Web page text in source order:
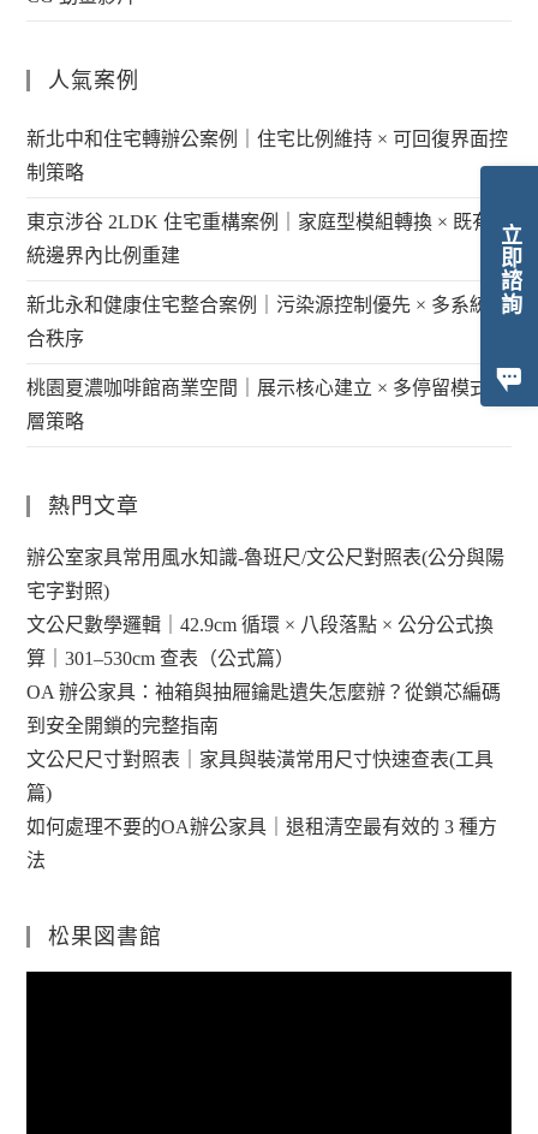
立即諮詢
人氣案例
新北中和住宅轉辦公案例｜住宅比例維持 × 可回復界面控
制策略
東京涉谷 2LDK 住宅重構案例｜家庭型模組轉換 × 既有系
統邊界內比例重建
新北永和健康住宅整合案例｜污染源控制優先 × 多系統整
合秩序
桃園夏濃咖啡館商業空間｜展示核心建立 × 多停留模式分
層策略
熱門文章
辦公室家具常用風水知識-魯班尺/文公尺對照表(公分與陽
宅字對照)
文公尺數學邏輯｜42.9cm 循環 × 八段落點 × 公分公式換
算｜301–530cm 查表（公式篇）
OA 辦公家具：袖箱與抽屜鑰匙遺失怎麼辦？從鎖芯編碼
到安全開鎖的完整指南
文公尺尺寸對照表｜家具與裝潢常用尺寸快速查表(工具
篇)
如何處理不要的OA辦公家具｜退租清空最有效的 3 種方
法
松果図書館